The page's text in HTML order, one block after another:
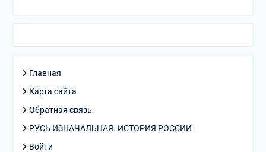
Главная
Карта сайта
Обратная связь
РУСЬ ИЗНАЧАЛЬНАЯ. ИСТОРИЯ РОССИИ
Войти